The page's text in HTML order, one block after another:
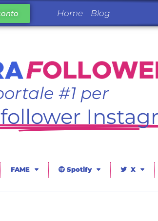
Home Blog
#1 per
FAME Spotify X